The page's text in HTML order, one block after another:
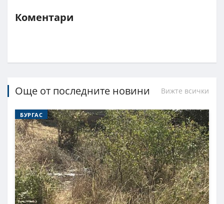
Коментари
Още от последните новини Вижте всички
БУРГАС